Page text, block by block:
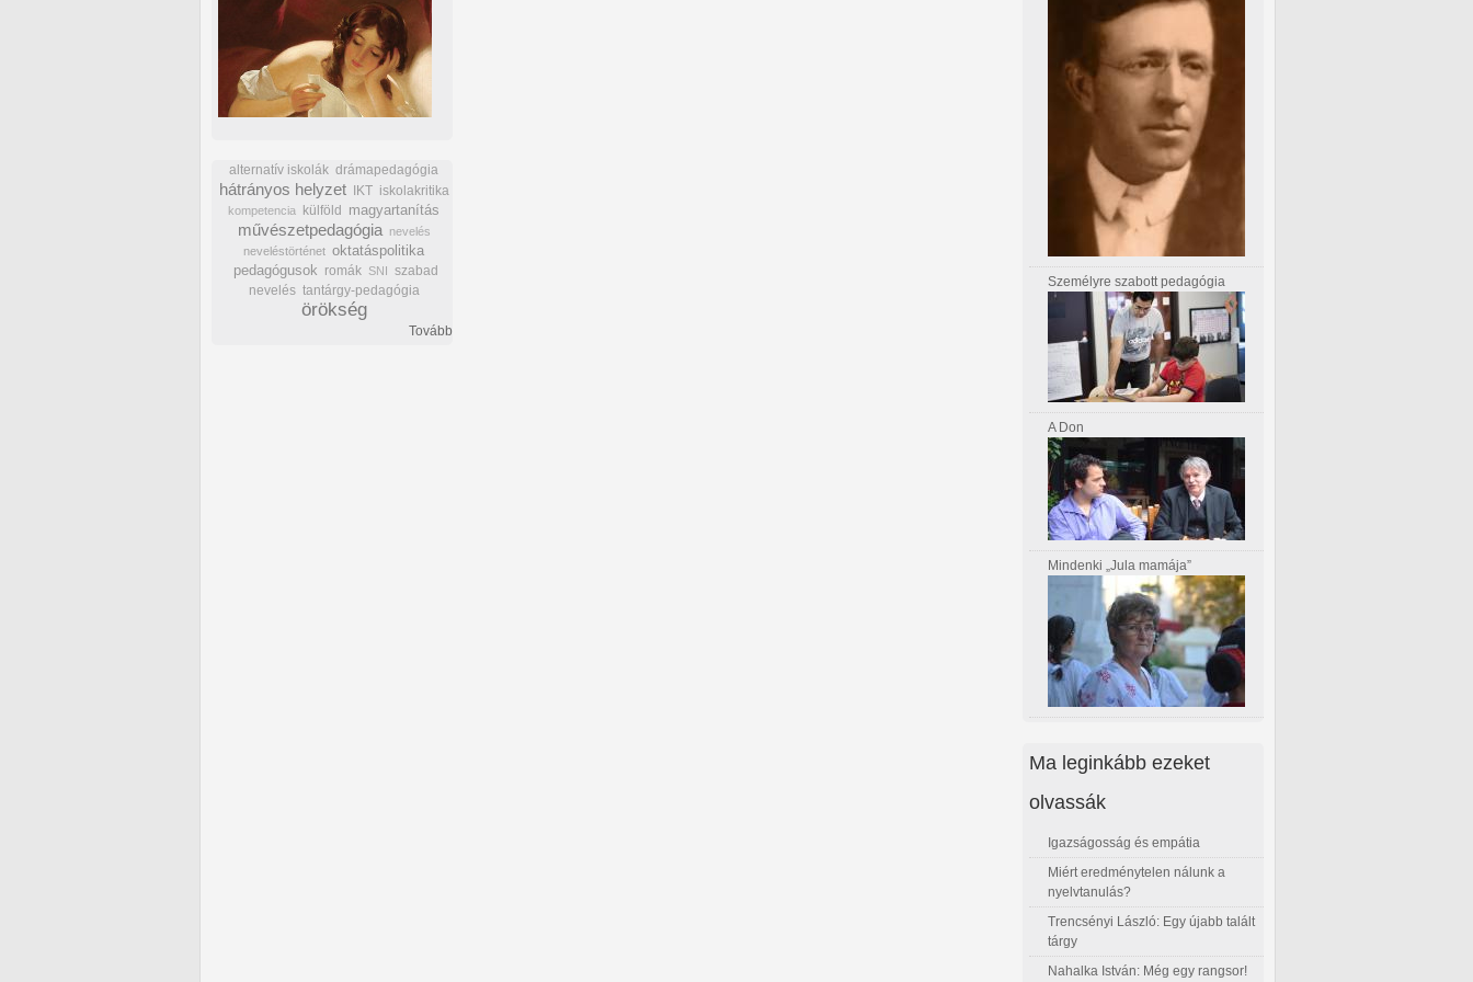
alternatív iskolák drámapedagógia
hátrányos helyzet IKT iskolakritika
kompetencia külföld magyartanítás
művészetpedagógia
nevelés
neveléstörténet oktatáspolitika
pedagógusok romák SNI szabad
nevelés tantárgy-pedagógia
örökség
Tovább
Személyre szabott pedagógia
A Don
Mindenki „Jula mamája”
Ma leginkább ezeket
olvassák
Igazságosság és empátia
Miért eredménytelen nálunk a
nyelvtanulás?
Trencsényi László: Egy újabb talált
tárgy
Nahalka István: Még egy rangsor!